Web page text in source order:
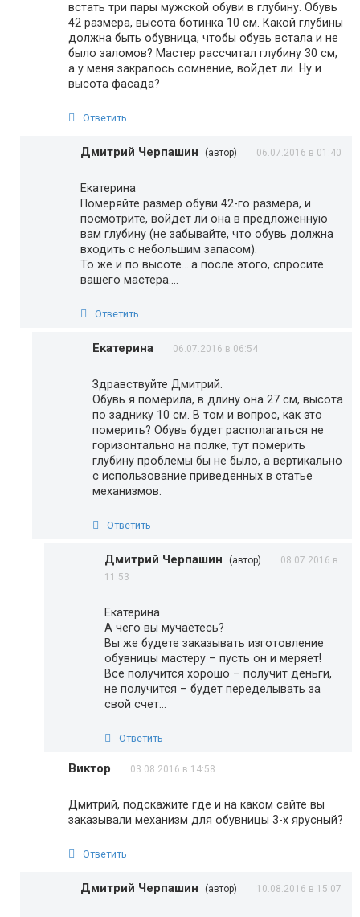
встать три пары мужской обуви в глубину. Обувь
42 размера, высота ботинка 10 см. Какой глубины
должна быть обувница, чтобы обувь встала и не
было заломов? Мастер рассчитал глубину 30 см,
а у меня закралось сомнение, войдет ли. Ну и
высота фасада?
Ответить
Дмитрий Черпашин (автор) 06.07.2016 в 01:40
Екатерина
Померяйте размер обуви 42-го размера, и
посмотрите, войдет ли она в предложенную
вам глубину (не забывайте, что обувь должна
входить с небольшим запасом).
То же и по высоте….а после этого, спросите
вашего мастера….
Ответить
Екатерина 06.07.2016 в 06:54
Здравствуйте Дмитрий.
Обувь я померила, в длину она 27 см, высота
по заднику 10 см. В том и вопрос, как это
померить? Обувь будет располагаться не
горизонтально на полке, тут померить
глубину проблемы бы не было, а вертикально
с использование приведенных в статье
механизмов.
Ответить
Дмитрий Черпашин (автор)
08.07.2016 в
11:53
Екатерина
А чего вы мучаетесь?
Вы же будете заказывать изготовление
обувницы мастеру – пусть он и меряет!
Все получится хорошо – получит деньги,
не получится – будет переделывать за
свой счет…
Ответить
Виктор 03.08.2016 в 14:58
Дмитрий, подскажите где и на каком сайте вы
заказывали механизм для обувницы 3-х ярусный?
Ответить
Дмитрий Черпашин (автор) 10.08.2016 в 15:07